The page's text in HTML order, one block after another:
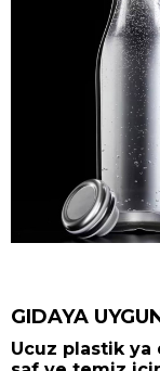
GIDAYA
Ucuz plastik